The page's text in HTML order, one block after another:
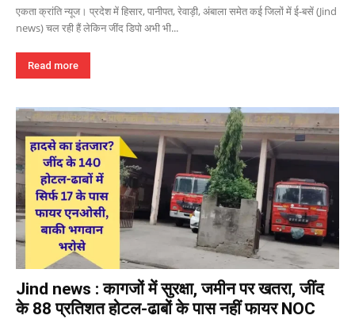
एकता क्रांति न्यूज। प्रदेश में हिसार, पानीपत, रेवाड़ी, अंबाला समेत कई जिलों में ई-बसें (Jind
news) चल रही हैं लेकिन जींद डिपो अभी भी...
Read more
Jind news : कागजों में सुरक्षा, जमीन पर खतरा, जींद
के 88 प्रतिशत होटल-ढाबों के पास नहीं फायर NOC